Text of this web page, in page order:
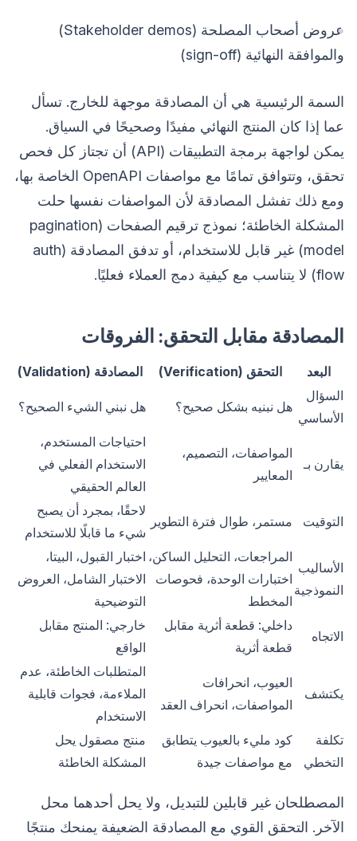
عروض أصحاب المصلحة (Stakeholder demos)
والموافقة النهائية (sign-off)
السمة الرئيسية هي أن المصادقة موجهة للخارج. تسأل
عما إذا كان المنتج النهائي مفيدًا وصحيحًا في السياق.
يمكن لواجهة برمجة التطبيقات (API) أن تجتاز كل فحص
تحقق، وتتوافق تمامًا مع مواصفات OpenAPI الخاصة بها،
ومع ذلك تفشل المصادقة لأن المواصفات نفسها حلت
المشكلة الخاطئة؛ نموذج ترقيم الصفحات (pagination
model) غير قابل للاستخدام، أو تدفق المصادقة (auth
flow) لا يتناسب مع كيفية دمج العملاء فعليًا.
المصادقة مقابل التحقق: الفروقات
البعد التحقق (Verification)
المصادقة (Validation)
السؤال
الأساسي
هل نبنيه بشكل صحيح؟ هل نبني الشيء الصحيح؟
يقارن بـ
المواصفات، التصميم،
المعايير
احتياجات المستخدم،
الاستخدام الفعلي في
العالم الحقيقي
التوقيت مستمر، طوال فترة التطوير
لاحقًا، بمجرد أن يصبح
شيء ما قابلًا للاستخدام
الأساليب
النموذجية
المراجعات، التحليل الساكن،
اختبارات الوحدة، فحوصات
المخطط
اختبار القبول، البيتا،
الاختبار الشامل، العروض
التوضيحية
الاتجاه
داخلي: قطعة أثرية مقابل
قطعة أثرية
خارجي: المنتج مقابل
الواقع
يكتشف
العيوب، انحرافات
المواصفات، انحراف العقد
المتطلبات الخاطئة، عدم
الملاءمة، فجوات قابلية
الاستخدام
تكلفة
التخطي
كود مليء بالعيوب يتطابق
مع مواصفات جيدة
منتج مصقول يحل
المشكلة الخاطئة
المصطلحان غير قابلين للتبديل، ولا يحل أحدهما محل
الآخر. التحقق القوي مع المصادقة الضعيفة يمنحك منتجًا